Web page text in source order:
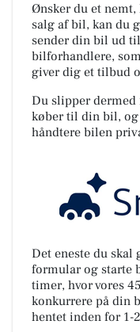
Ønsker du et
salg af bil, kan du
sender din bil ud
bilforhandlere,
giver dig et tilbud
Du slipper
køber til din bil,
håndtere bilen
Det eneste du skal
formular og starte
timer, hvor vores
konkurrere på din
hentet inden for 1-